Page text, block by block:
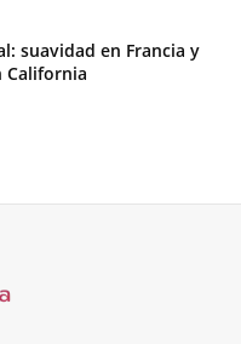
suavidad en Francia y
California